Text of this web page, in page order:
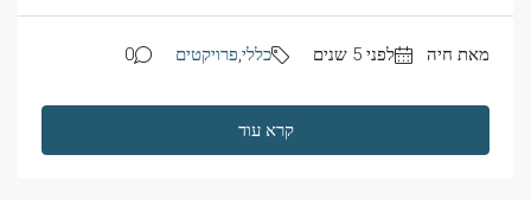
מאת חיה לפני 5 שנים כללי,פרויקטים 0
קרא עוד